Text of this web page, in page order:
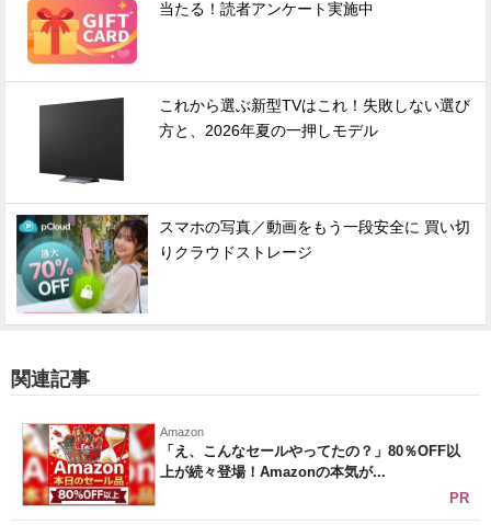
当たる！読者アンケート実施中
これから選ぶ新型TVはこれ！失敗しない選び
方と、2026年夏の一押しモデル
スマホの写真／動画をもう一段安全に 買い切
りクラウドストレージ
関連記事
Amazon
「え、こんなセールやってたの？」80％OFF以
上が続々登場！Amazonの本気が...
PR